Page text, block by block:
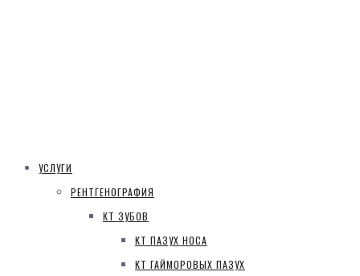
УСЛУГИ
РЕНТГЕНОГРАФИЯ
КТ ЗУБОВ
КТ ПАЗУХ НОСА
КТ ГАЙМОРОВЫХ ПАЗУХ